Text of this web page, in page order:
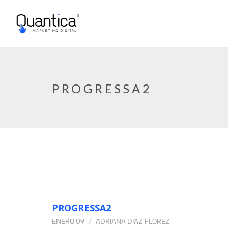
PROGRESSA2
PROGRESSA2
ENERO 09 ADRIANA DIAZ FLOREZ